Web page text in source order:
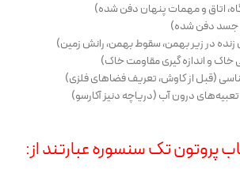
اتاق و مهمات پنهان دفن شده)
جسد دفن شده)
در زیر بهمن، سقوط بهمن، رانش زمین)
و اندازه گیری مقاومت خاک)
(قبل از کاوش، تعریف فضاهای فلزی)
درون آب (دریاچه دنیز آکارسو)
پروتون تک سنسوره عبارتند از: